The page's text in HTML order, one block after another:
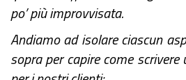
po’ più improvvisata.
Andiamo ad isolare ciascun
sopra per capire come